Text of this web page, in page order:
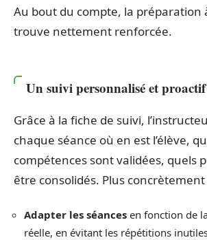
Au bout du compte, la préparation
trouve nettement renforcée.
Un suivi personnalisé et proactif
Grâce à la fiche de suivi,
chaque séance où en est l’élève,
compétences sont validées, quels
être consolidés. Plus concrètement
Adapter les séances en fonction de
réelle, en évitant les répétitions